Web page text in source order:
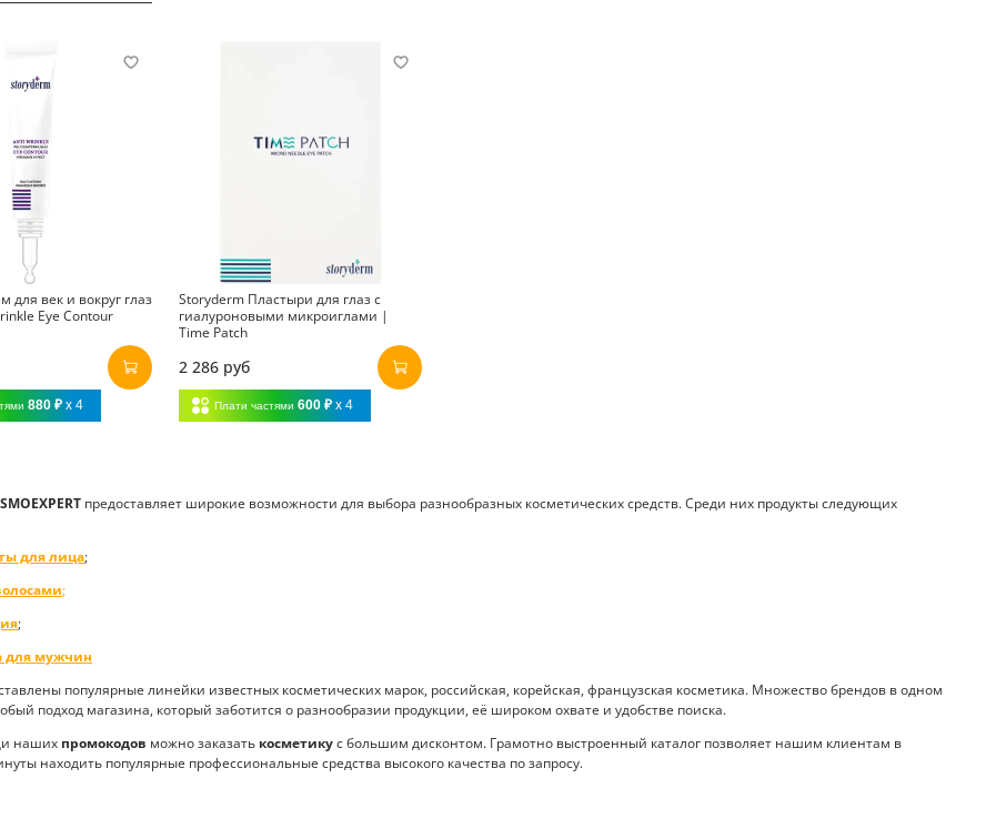
для век и вокруг глаз
Eye Contour
880 ₽ x 4
Storyderm Пластыри для глаз с
гиалуроновыми микроиглами |
Time Patch
2 286 руб
Плати частями 600 ₽ x 4
предоставляет широкие возможности для выбора разнообразных косметических средств. Среди них продукты следующих
для лица;
;
;
для мужчин
популярные линейки известных косметических марок, российская, корейская, французская косметика. Множество брендов в одном
подход магазина, который заботится о разнообразии продукции, её широком охвате и удобстве поиска.
наших промокодов можно заказать косметикус большим дисконтом. Грамотно выстроенный каталог позволяет нашим клиентам в
находить популярные профессиональные средства высокого качества по запросу.